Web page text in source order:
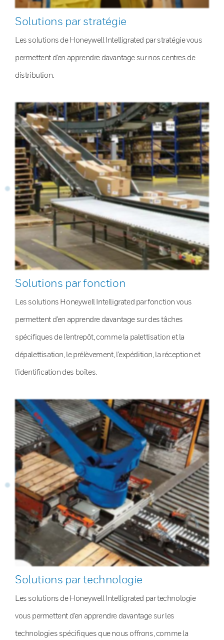
Solutions par stratégie
Les solutions de Honeywell Intelligrated par stratégie vous
permettent d’en apprendre davantage sur nos centres de
distribution.
Solutions par fonction
Les solutions Honeywell Intelligrated par fonction vous
permettent d’en apprendre davantage sur des tâches
spécifiques de l’entrepôt, comme la palettisation et la
dépalettisation, le prélèvement, l’expédition, la réception et
l’identification des boîtes.
Solutions par technologie
Les solutions de Honeywell Intelligrated par technologie
vous permettent d’en apprendre davantage sur les
technologies spécifiques que nous offrons, comme la